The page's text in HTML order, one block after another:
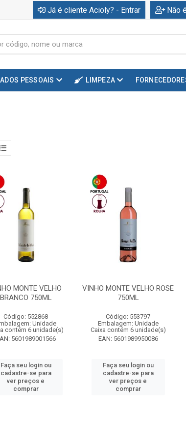
Já é cliente Acioly? - Entrar Não
PESSOAIS LIMPEZA
MONTE VELHO
BRANCO 750ML
Código: 552868
Unidade
contém 6 unidade(s)
5601989001566
Faça seu login ou
cadastre-se para
ver preços e
comprar
VINHO MONTE VELHO ROSE
750ML
Código: 553797
Embalagem: Unidade
Caixa contém 6 unidade(s)
EAN: 5601989950086
Faça seu login ou
cadastre-se para
ver preços e
comprar